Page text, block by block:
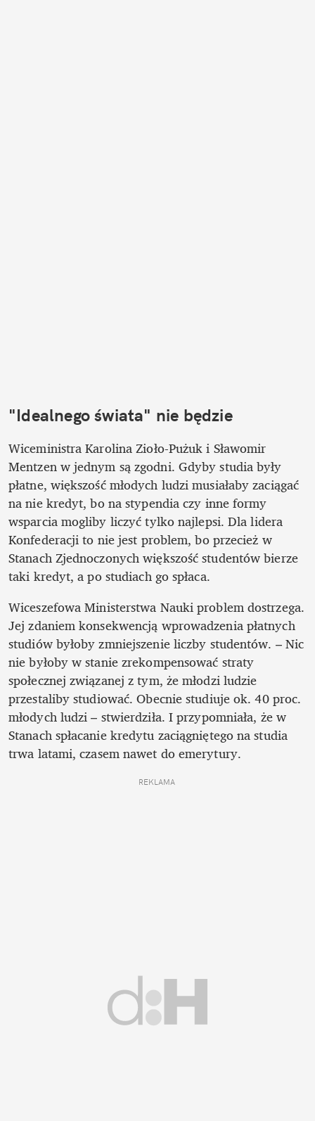
"Idealnego świata" nie będzie
Wiceministra Karolina Zioło-Pużuk i Sławomir
Mentzen w jednym są zgodni. Gdyby studia były
płatne, większość młodych ludzi musiałaby zaciągać
na nie kredyt, bo na stypendia czy inne formy
wsparcia mogliby liczyć tylko najlepsi. Dla lidera
Konfederacji to nie jest problem, bo przecież w
Stanach Zjednoczonych większość studentów bierze
taki kredyt, a po studiach go spłaca.
Wiceszefowa Ministerstwa Nauki problem dostrzega.
Jej zdaniem konsekwencją wprowadzenia płatnych
studiów byłoby zmniejszenie liczby studentów. – ­Nic
nie byłoby w stanie zrekompensować straty
społecznej związanej z tym, że młodzi ludzie
przestaliby studiować. Obecnie studiuje ok. 40 proc.
młodych ludzi – stwierdziła. I przypomniała, że w
Stanach spłacanie kredytu zaciągniętego na studia
trwa latami, czasem nawet do emerytury.
REKLAMA